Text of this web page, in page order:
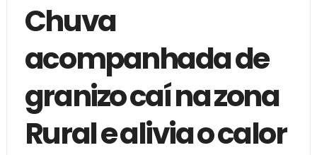
Chuva
acompanhada de
granizo caí na zona
Rural e alivia o calor